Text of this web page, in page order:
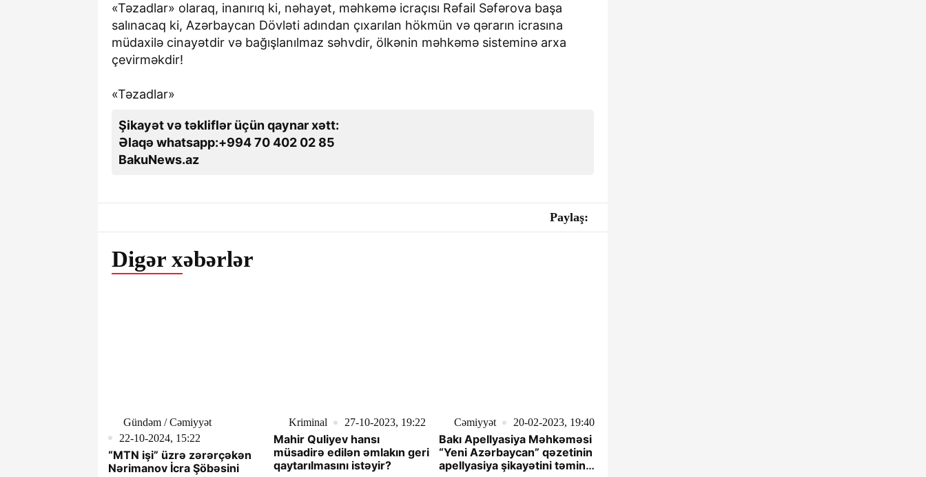
«Təzadlar» olaraq, inanırıq ki, nəhayət, məhkəmə icraçısı Rəfail Səfərova başa
salınacaq ki, Azərbaycan Dövləti adından çıxarılan hökmün və qərarın icrasına
müdaxilə cinayətdir və bağışlanılmaz səhvdir, ölkənin məhkəmə sisteminə arxa
çevirməkdir!
«Təzadlar»
Şikayət və təkliflər üçün qaynar xətt:
Əlaqə whatsapp:+994 70 402 02 85
BakuNews.az
Paylaş:
Digər xəbərlər
Gündəm / Cəmiyyət
22-10-2024, 15:22
“MTN işi” üzrə zərərçəkən
Nərimanov İcra Şöbəsini
Kriminal 27-10-2023, 19:22
Mahir Quliyev hansı
müsadirə edilən əmlakın geri
qaytarılmasını istəyir?
Cəmiyyət 20-02-2023, 19:40
Bakı Apellyasiya Məhkəməsi
“Yeni Azərbaycan” qəzetinin
apellyasiya şikayətini təmin